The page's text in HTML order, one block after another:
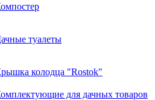
туалеты
колодца "Rostok"
для дачных товаров